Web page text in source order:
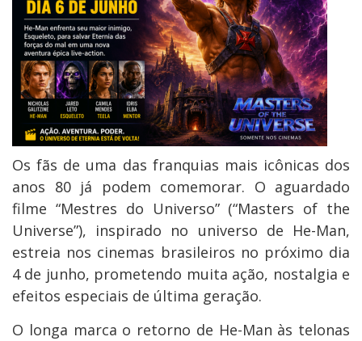
Os fãs de uma das franquias mais icônicas dos
anos 80 já podem comemorar. O aguardado
filme “Mestres do Universo” (“Masters of the
Universe”), inspirado no universo de He-Man,
estreia nos cinemas brasileiros no próximo dia
4 de junho, prometendo muita ação, nostalgia e
efeitos especiais de última geração.
O longa marca o retorno de He-Man às telonas